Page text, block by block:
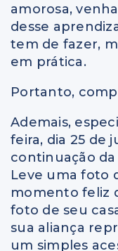
amorosa,
desse
tem de fazer,
em prática.
Portanto,
Ademais,
feira, dia 25 de
continuação
Leve uma foto
momento feliz
foto de seu
sua aliança
um simples